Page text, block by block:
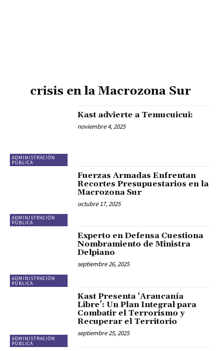
crisis en la Macrozona Sur
ADMINISTRACIÓN
PÚBLICA
Kast advierte a Temucuicui:
noviembre 4, 2025
ADMINISTRACIÓN
PÚBLICA
Fuerzas Armadas Enfrentan
Recortes Presupuestarios en la
Macrozona Sur
octubre 17, 2025
ADMINISTRACIÓN
PÚBLICA
Experto en Defensa Cuestiona
Nombramiento de Ministra
Delpiano
septiembre 26, 2025
ADMINISTRACIÓN
PÚBLICA
Kast Presenta ‘Araucanía
Libre’: Un Plan Integral para
Combatir el Terrorismo y
Recuperar el Territorio
septiembre 25, 2025